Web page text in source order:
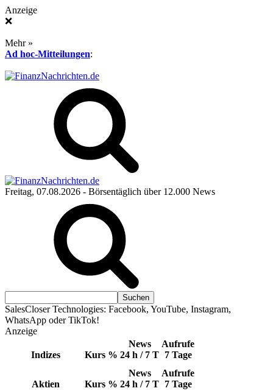
Anzeige
❌
Mehr »
Ad hoc-Mitteilungen:
Freitag, 07.08.2026 - Börsentäglich über 12.000 News
SalesCloser Technologies: Facebook, YouTube, Instagram,
WhatsApp oder TikTok!
Anzeige
Indizes Kurs %
News
24 h / 7 T
Aufrufe
7 Tage
Aktien Kurs %
News
24 h / 7 T
Aufrufe
7 Tage